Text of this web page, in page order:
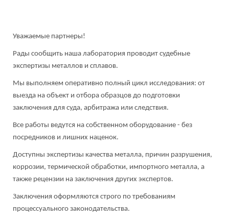
Уважаемые партнеры!
Рады сообщить наша лаборатория проводит судебные
экспертизы металлов и сплавов.
Мы выполняем оперативно полный цикл исследования: от
выезда на объект и отбора образцов до подготовки
заключения для суда, арбитража или следствия.
Все работы ведутся на собственном оборудование - без
посредников и лишних наценок.
Доступны экспертизы качества металла, причин разрушения,
коррозии, термической обработки, импортного металла, а
также рецензии на заключения других экспертов.
Заключения оформляются строго по требованиям
процессуального законодательства.